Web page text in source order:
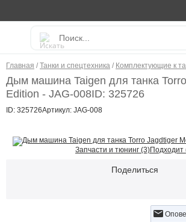
Главная / Танки и спецтехника / Комплектующие к
Дым машина Taigen для танка
Edition - JAG-008ID: 325726
ID: 325726Артикул: JAG-008
Запчасти и тюнинг (3)Подходит
Поделиться